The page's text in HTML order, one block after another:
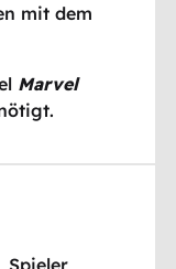
mit dem
Marvel